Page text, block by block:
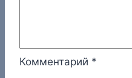
Комментарий *